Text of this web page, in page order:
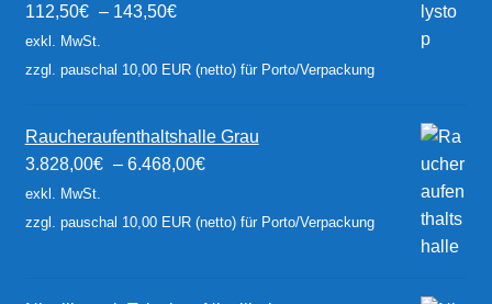
112,50€ – 143,50€
exkl. MwSt.
zzgl. pauschal 10,00 EUR (netto) für Porto/Verpackung
Raucheraufenthaltshalle Grau
3.828,00€ – 6.468,00€
exkl. MwSt.
zzgl. pauschal 10,00 EUR (netto) für Porto/Verpackung